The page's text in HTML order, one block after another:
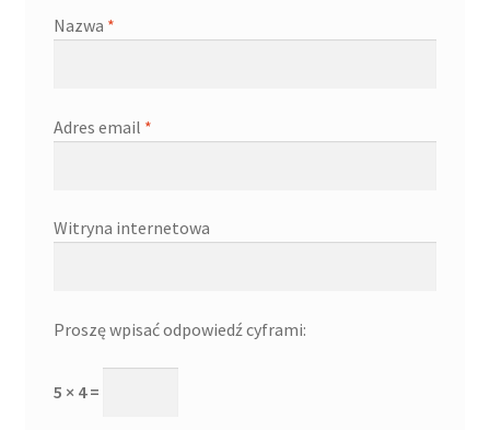
Nazwa *
Adres email *
Witryna internetowa
Proszę wpisać odpowiedź cyframi:
5 × 4 =